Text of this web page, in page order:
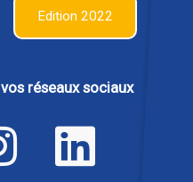
Edition 2022
réseaux sociaux